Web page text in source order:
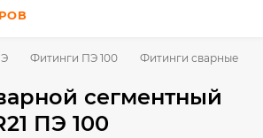
Фитинги ПЭ 100 Фитинги сварные
сегментный
ПЭ 100